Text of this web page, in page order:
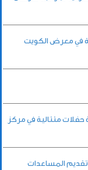
في معرض الكويت
حفلات متتالية في مركز
تقديم المساعدات